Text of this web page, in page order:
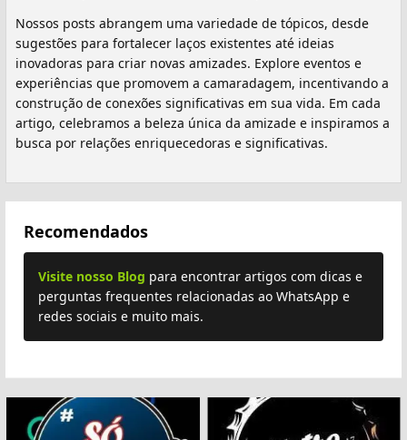
Nossos posts abrangem uma variedade de tópicos, desde
sugestões para fortalecer laços existentes até ideias
inovadoras para criar novas amizades. Explore eventos e
experiências que promovem a camaradagem, incentivando a
construção de conexões significativas em sua vida. Em cada
artigo, celebramos a beleza única da amizade e inspiramos a
busca por relações enriquecedoras e significativas.
Recomendados
Visite nosso Blog para encontrar artigos com dicas e
perguntas frequentes relacionadas ao WhatsApp e
redes sociais e muito mais.